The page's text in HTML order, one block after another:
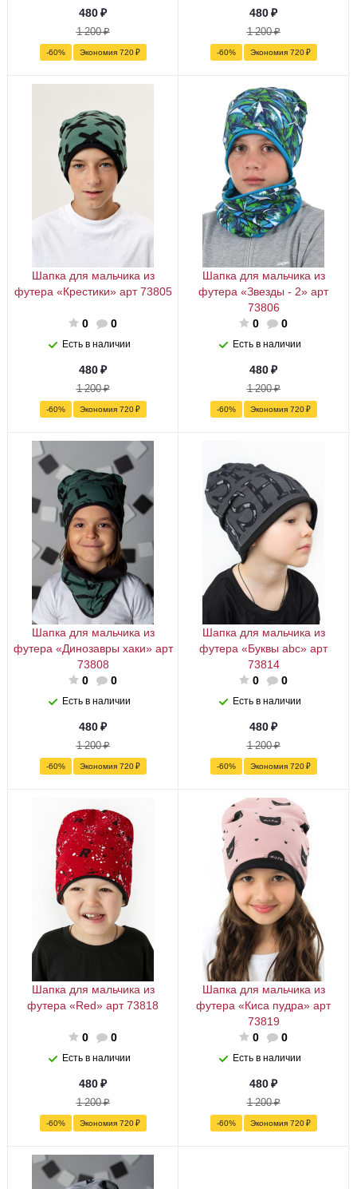
480₽
1 200₽
-60% Экономия 720₽
480₽
1 200₽
-60% Экономия 720₽
Шапка для мальчика из
футера «Крестики» арт 73805
0 0
Есть в наличии
480₽
1 200₽
-60% Экономия 720₽
Шапка для мальчика из
футера «Звезды - 2» арт
73806
0
0
Есть в наличии
480₽
1 200₽
-60% Экономия 720₽
Шапка для мальчика из
футера «Динозавры хаки» арт
73808
0
0
Есть в наличии
480₽
1 200₽
-60% Экономия 720₽
Шапка для мальчика из
футера «Буквы abc» арт
73814
0
0
Есть в наличии
480₽
1 200₽
-60% Экономия 720₽
Шапка для мальчика из
футера «Red» арт 73818
0 0
Есть в наличии
480₽
1 200₽
-60% Экономия 720₽
Шапка для мальчика из
футера «Киса пудра» арт
73819
0
0
Есть в наличии
480₽
1 200₽
-60% Экономия 720₽